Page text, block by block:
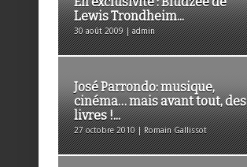
Lewis Trondheim...
30 août 2009 | admin
José Parrondo: musique,
cinéma… mais avant tout, des
livres !...
27 octobre 2010 | Romain Gallissot